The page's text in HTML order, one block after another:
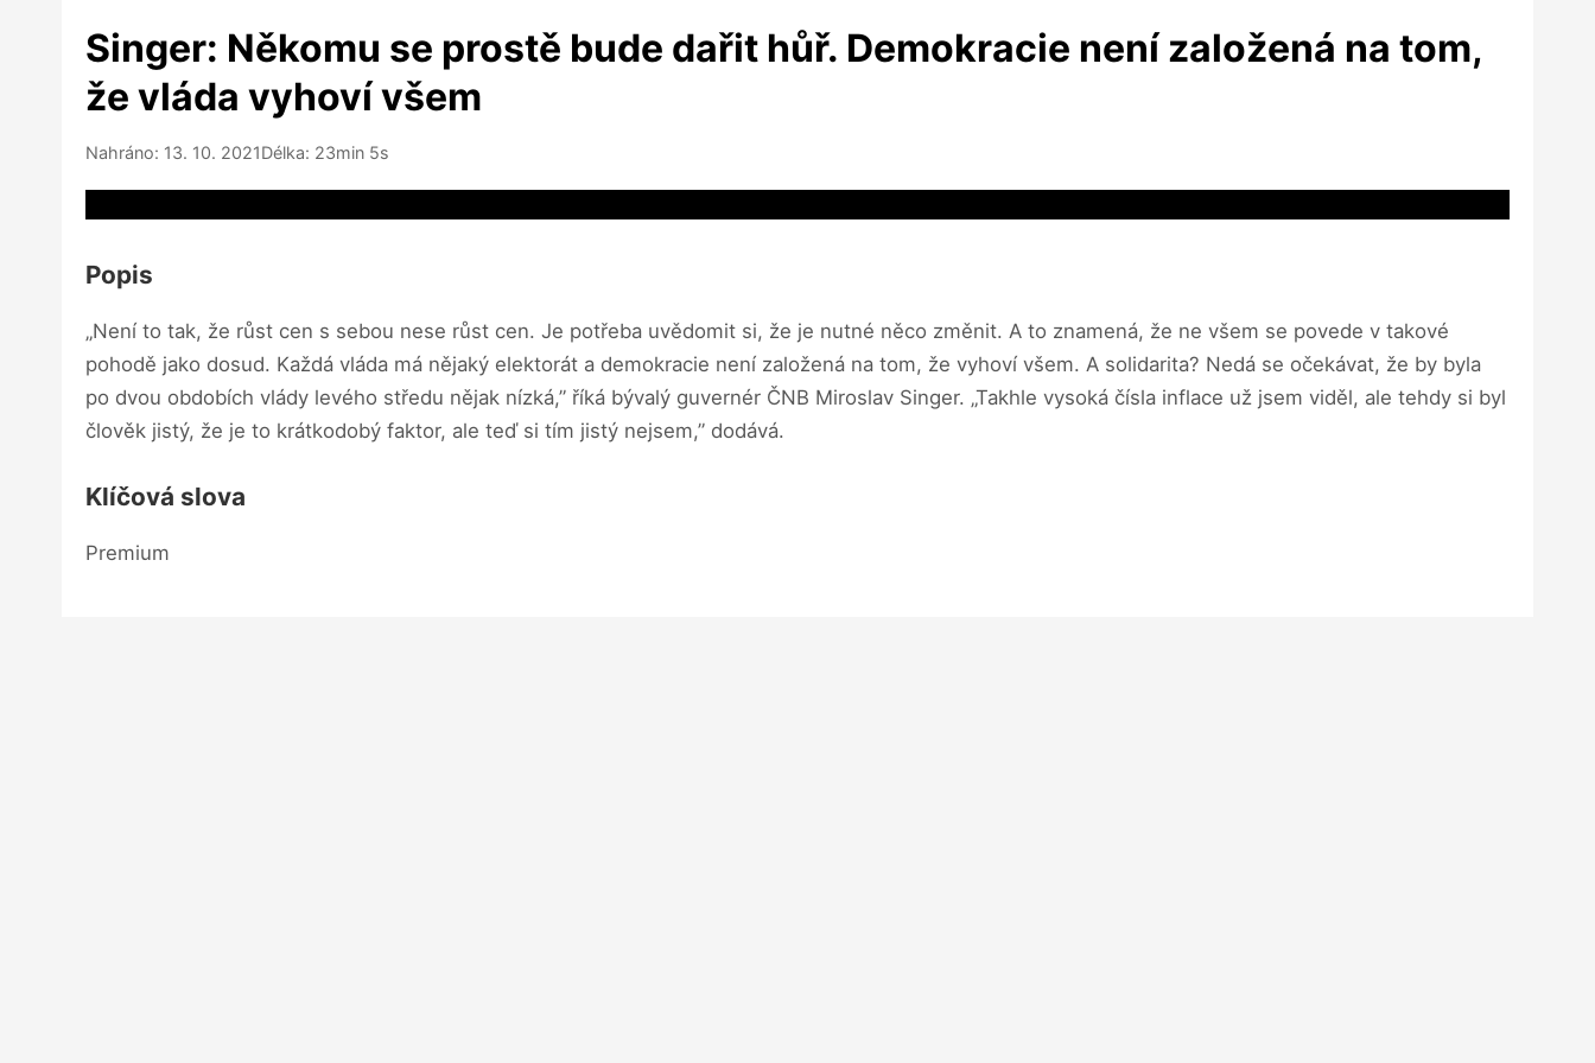
Singer: Někomu se prostě bude dařit hůř. Demokracie není založená na tom,
že vláda vyhoví všem
Nahráno: 13. 10. 2021Délka: 23min 5s
Popis
„Není to tak, že růst cen s sebou nese růst cen. Je potřeba uvědomit si, že je nutné něco změnit. A to znamená, že ne všem se povede v takové
pohodě jako dosud. Každá vláda má nějaký elektorát a demokracie není založená na tom, že vyhoví všem. A solidarita? Nedá se očekávat, že by byla
po dvou obdobích vlády levého středu nějak nízká,” říká bývalý guvernér ČNB Miroslav Singer. „Takhle vysoká čísla inflace už jsem viděl, ale tehdy si byl
člověk jistý, že je to krátkodobý faktor, ale teď si tím jistý nejsem,” dodává.
Klíčová slova
Premium